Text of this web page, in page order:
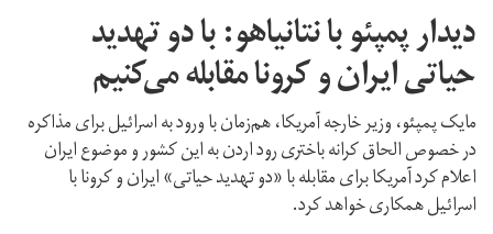
دیدار پمپئو با نتانیاهو: با دو تهدید
حیاتی ایران و کرونا مقابله می‌کنیم
مایک پمپئو،‌ وزیر خارجه آمریکا،‌ هم‌زمان با ورود به اسرائیل برای مذاکره
در خصوص الحاق کرانه باختری رود اردن به این کشور و موضوع ایران
اعلام کرد آمریکا برای مقابله با «دو تهدید حیاتی» ایران و کرونا با
اسرائیل همکاری خواهد کرد.